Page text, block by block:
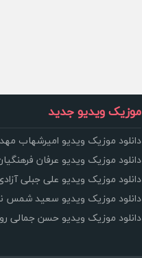
موزیک ویدیو جدید
دانلود موزیک ویدیو امیرشهاب
دانلود موزیک ویدیو عرفان
دانلود موزیک ویدیو علی جبلی
دانلود موزیک ویدیو سعید شمس
دانلود موزیک ویدیو حسن جمالی